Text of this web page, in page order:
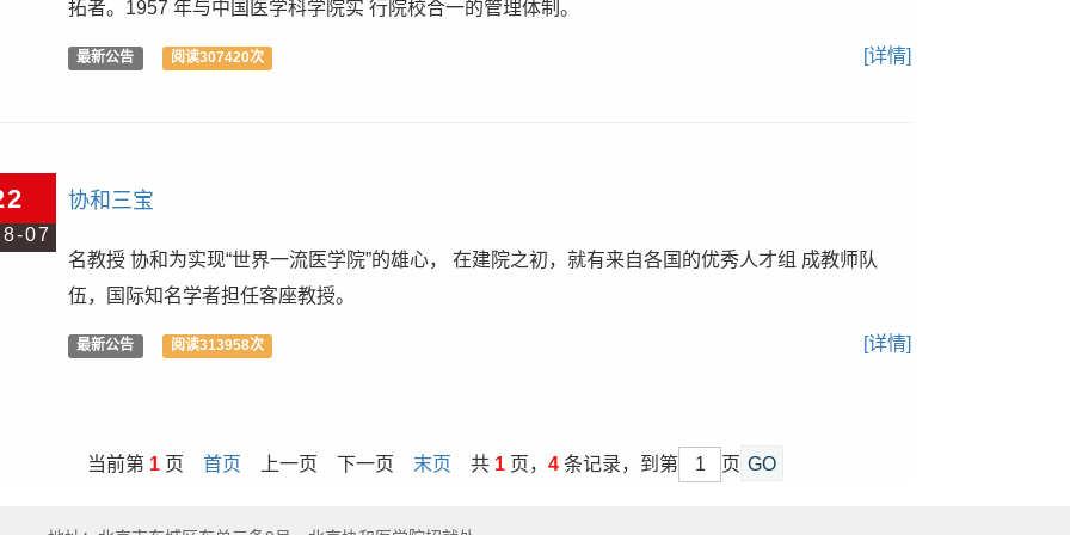
拓者。1957 年与中国医学科学院实 行院校合一的管理体制。
最新公告 阅读307420次 [详情]
07
协和三宝
名教授 协和为实现“世界一流医学院”的雄心， 在建院之初，就有来自各国的优秀人才组 成教师队
伍，国际知名学者担任客座教授。
最新公告 阅读313958次 [详情]
当前第 1 页首页 上一页 下一页 末页 共 1 页，4 条记录，到第 页